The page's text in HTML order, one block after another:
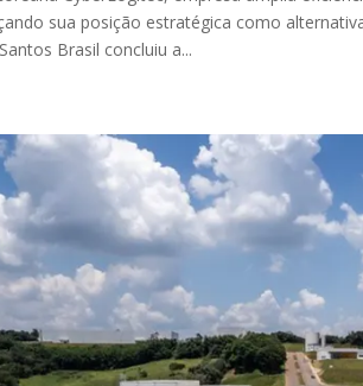
sua posição estratégica como
Brasil concluiu a...